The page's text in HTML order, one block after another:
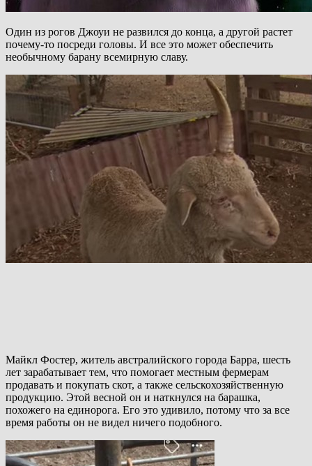
Один из рогов Джоуи не развился до конца, а другой растет
почему-то посреди головы. И все это может обеспечить
необычному барану всемирную славу.
Майкл Фостер, житель австралийского города Барра, шесть
лет зарабатывает тем, что помогает местным фермерам
продавать и покупать скот, а также сельскохозяйственную
продукцию. Этой весной он и наткнулся на барашка,
похожего на единорога. Его это удивило, потому что за все
время работы он не видел ничего подобного.